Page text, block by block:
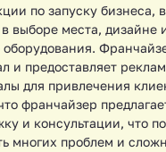
по запуску бизнеса,
выборе места, дизайне
оборудования.
и предоставляет
для привлечения
франчайзер
и консультации, что
многих проблем и